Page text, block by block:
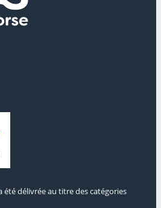
été délivrée au titre des catégories